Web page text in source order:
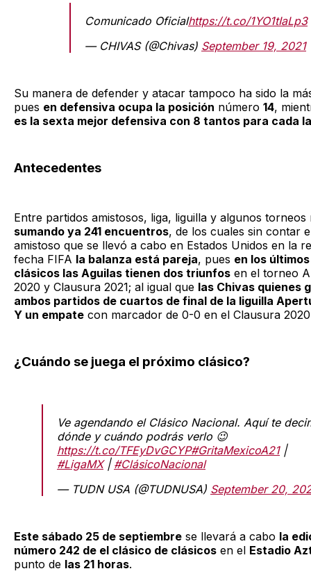
Comunicado Oficialhttps://t.co/1YO1tIaLp3
— CHIVAS (@Chivas) September 19, 2021
Su manera de defender y atacar tampoco ha sido la
pues en defensiva ocupa la posición número 14,
es la sexta mejor defensiva con 8 tantos para cada
Antecedentes
Entre partidos amistosos, liga, liguilla y algunos torneos
sumando ya 241 encuentros, de los cuales sin contar
amistoso que se llevó a cabo en Estados Unidos en la
fecha FIFA la balanza está pareja, pues en los
clásicos las Aguilas tienen dos triunfos en el torneo
2020 y Clausura 2021; al igual que las Chivas quienes
ambos partidos de cuartos de final de la liguilla
Y un empate con marcador de 0-0 en el Clausura
¿Cuándo se juega el próximo clásico?
Ve agendando el Clásico Nacional. Aquí te
dónde y cuándo podrás verlo 😉
https://t.co/TFEyDvGCYP#GritaMexicoA21|
#LigaMX| #ClásicoNacional
— TUDN USA (@TUDNUSA) September 20,
Este sábado 25 de septiembre se llevará a cabo la
número 242 de el clásico de clásicos en el Estadio
punto de las 21 horas.